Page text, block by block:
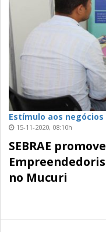
Estímulo aos negócios
15-11-2020, 08:10h
SEBRAE
no Mucuri